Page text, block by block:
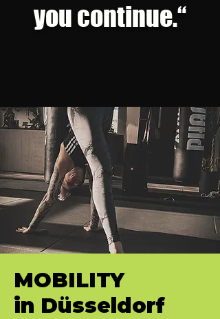
you continue.“
MOBILITY
in Düsseldorf